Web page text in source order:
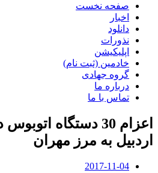
صفحه نخست
اخبار
دانلود
نذورات
اپلیکیشن
خادمین (ثبت نام)
گروه جهادی
درباره ما
تماس با ما
اعزام 30 دستگاه
اردبیل به مرز مهران
2017-11-04